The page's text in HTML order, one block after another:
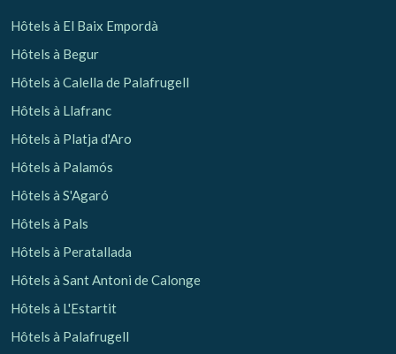
Hôtels à El Baix Empordà
Hôtels à Begur
Hôtels à Calella de Palafrugell
Hôtels à Llafranc
Hôtels à Platja d'Aro
Hôtels à Palamós
Hôtels à S'Agaró
Hôtels à Pals
Hôtels à Peratallada
Hôtels à Sant Antoni de Calonge
Hôtels à L'Estartit
Hôtels à Palafrugell